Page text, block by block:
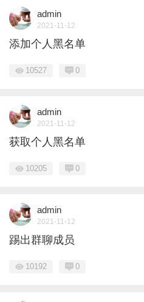
admin
2021-11-12
添加个人黑名单
10527 0
admin
2021-11-12
获取个人黑名单
10205 0
admin
2021-11-12
踢出群聊成员
10192 0